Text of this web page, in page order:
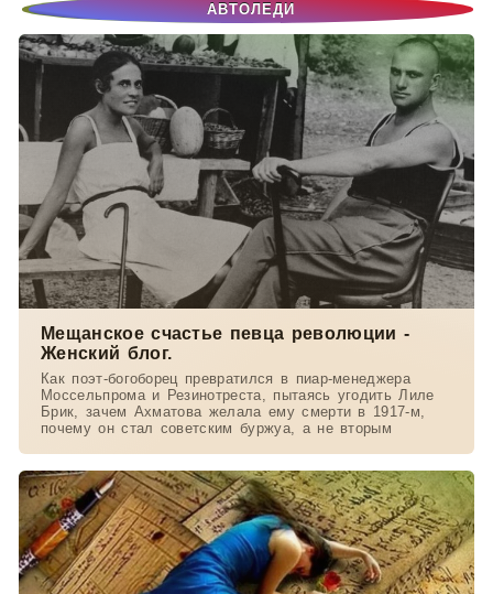
АВТОЛЕДИ
Мещанское счастье певца революции -
Женский блог.
Как поэт-богоборец превратился в пиар-менеджера
Моссельпрома и Резинотреста, пытаясь угодить Лиле
Брик, зачем Ахматова желала ему смерти в 1917-м,
почему он стал советским буржуа, а не вторым